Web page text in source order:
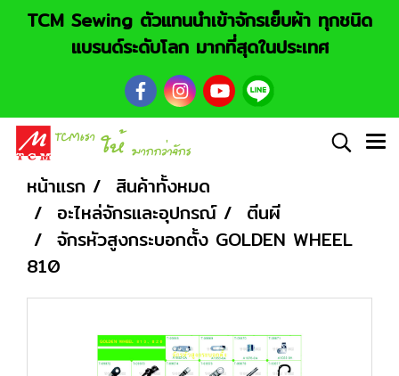
TCM Sewing ตัวแทนนำเข้าจักรเย็บผ้า ทุกชนิด
แบรนด์ระดับโลก มากที่สุดในประเทศ
หน้าแรก
สินค้าทั้งหมด
อะไหล่จักรและอุปกรณ์
ตีนผี
จักรหัวสูงกระบอกตั้ง GOLDEN WHEEL
810